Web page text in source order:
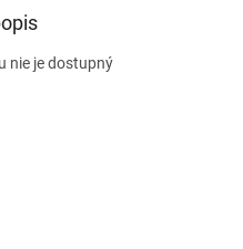
nie je dostupný